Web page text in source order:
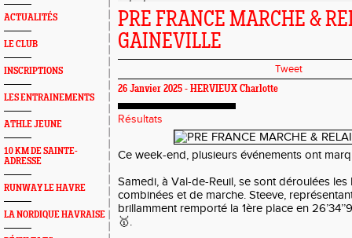
ACTUALITÉS
LE CLUB
INSCRIPTIONS
LES ENTRAINEMENTS
ATHLE JEUNE
10 KM DE SAINTE-
ADRESSE
RUNWAY LE HAVRE
LA NORDIQUE HAVRAISE
PRE FRANCE MARCHE &
GAINEVILLE
Tweet
26 Janvier 2025 - HERVIEUX Charlotte
Résultats
Ce week-end, plusieurs événements ont
Samedi, à Val-de-Reuil, se sont déroulées les
combinées et de marche. Steeve,
brillamment remporté la 1ère place en
🥇.